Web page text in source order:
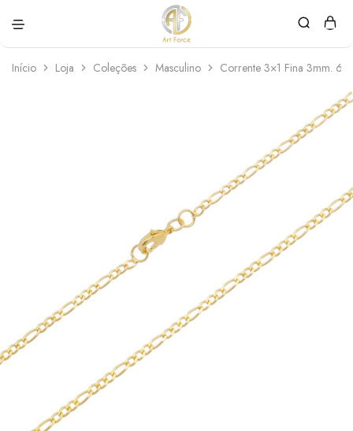
Force
personalizadas
Início Loja Coleções Masculino Corrente 3×1 Fina 3mm.